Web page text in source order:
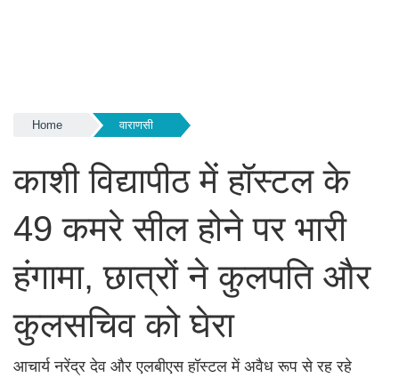
Home वाराणसी
काशी विद्यापीठ में हॉस्टल के
49 कमरे सील होने पर भारी
हंगामा, छात्रों ने कुलपति और
कुलसचिव को घेरा
आचार्य नरेंद्र देव और एलबीएस हॉस्टल में अवैध रूप से रह रहे